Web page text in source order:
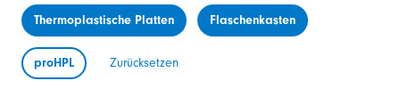
Thermoplastische Platten Flaschenkasten
proHPL Zurücksetzen